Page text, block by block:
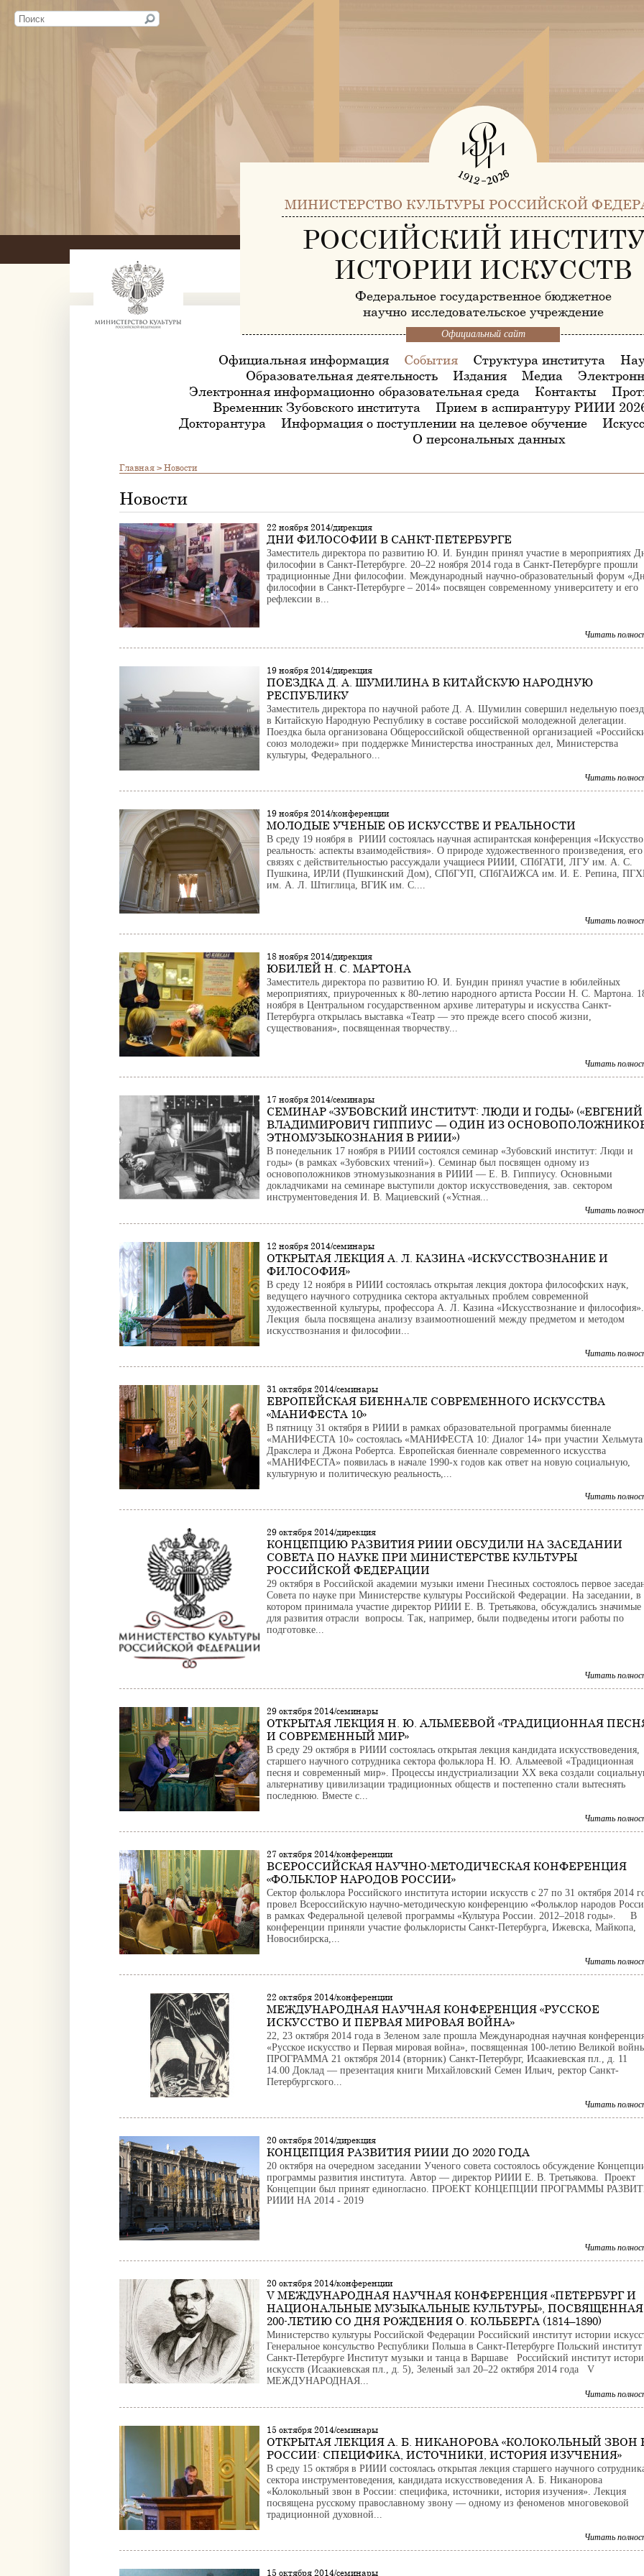
МИНИСТЕРСТВО КУЛЬТУРЫ РОССИЙСКОЙ
РОССИЙСКИЙ
ИСТОРИИ ИСКУССТВ
Федеральное государственное бюджетное
научно-исследовательское учреждение
Официальный сайт
Официальная информация События Структура института
Образовательная деятельность
Издания Медиа
Электронная информационно-образовательная среда
Контакты
Временник Зубовского института
Прием в аспирантуру РИИИ
Докторантура
Информация о поступлении на целевое обучение
О персональных данных
Главная>Новости
Новости
22 ноября 2014/дирекция
ДНИ ФИЛОСОФИИ В САНКТ-ПЕТЕРБУРГЕ
Заместитель директора по развитию Ю. И. Бундин принял участие в мероприятиях
философии в Санкт-Петербурге. 20–22 ноября 2014 года в Санкт-Петербурге прошли
традиционные Дни философии. Международный научно-образовательный форум
философии в Санкт-Петербурге – 2014» посвящен современному университету и его
рефлексии в...
Читать
19 ноября 2014/дирекция
ПОЕЗДКА Д. А. ШУМИЛИНА В КИТАЙСКУЮ НАРОДНУЮ
РЕСПУБЛИКУ
Заместитель директора по научной работе Д. А. Шумилин совершил недельную
в Китайскую Народную Республику в составе российской молодежной делегации.
Поездка была организована Общероссийской общественной организацией
союз молодежи» при поддержке Министерства иностранных дел, Министерства
культуры, Федерального...
Читать
19 ноября 2014/конференции
МОЛОДЫЕ УЧЕНЫЕ ОБ ИСКУССТВЕ И РЕАЛЬНОСТИ
В среду 19 ноября в РИИИ состоялась научная аспирантская конференция
реальность: аспекты взаимодействия». О природе художественного произведения, его
связях с действительностью рассуждали учащиеся РИИИ, СПбГАТИ, ЛГУ им. А. С.
Пушкина, ИРЛИ (Пушкинский Дом), СПбГУП, СПбГАИЖСА им. И. Е. Репина,
им. А. Л. Штиглица, ВГИК им. С....
Читать
18 ноября 2014/дирекция
ЮБИЛЕЙ Н. С. МАРТОНА
Заместитель директора по развитию Ю. И. Бундин принял участие в юбилейных
мероприятиях, приуроченных к 80-летию народного артиста России Н. С. Мартона.
ноября в Центральном государственном архиве литературы и искусства Санкт-
Петербурга открылась выставка «Театр — это прежде всего способ жизни,
существования», посвященная творчеству...
Читать
17 ноября 2014/семинары
СЕМИНАР «ЗУБОВСКИЙ ИНСТИТУТ: ЛЮДИ И ГОДЫ» («ЕВГЕНИЙ
ВЛАДИМИРОВИЧ ГИППИУС — ОДИН ИЗ
ЭТНОМУЗЫКОЗНАНИЯ В РИИИ»)
В понедельник 17 ноября в РИИИ состоялся семинар «Зубовский институт: Люди и
годы» (в рамках «Зубовских чтений»). Семинар был посвящен одному из
основоположников этномузыкознания в РИИИ — Е. В. Гиппиусу. Основными
докладчиками на семинаре выступили доктор искусствоведения, зав. сектором
инструментоведения И. В. Мациевский («Устная...
Читать
12 ноября 2014/семинары
ОТКРЫТАЯ ЛЕКЦИЯ А. Л. КАЗИНА «ИСКУССТВОЗНАНИЕ И
ФИЛОСОФИЯ»
В среду 12 ноября в РИИИ состоялась открытая лекция доктора философских наук,
ведущего научного сотрудника сектора актуальных проблем современной
художественной культуры, профессора А. Л. Казина «Искусствознание и философия».
Лекция была посвящена анализу взаимоотношений между предметом и методом
искусствознания и философии...
Читать
31 октября 2014/семинары
ЕВРОПЕЙСКАЯ БИЕННАЛЕ СОВРЕМЕННОГО ИСКУССТВА
«МАНИФЕСТА 10»
В пятницу 31 октября в РИИИ в рамках образовательной программы биеннале
«МАНИФЕСТА 10» состоялась «МАНИФЕСТА 10: Диалог 14» при участии Хельмута
Дракслера и Джона Робертса. Европейская биеннале современного искусства
«МАНИФЕСТА» появилась в начале 1990-­х годов как ответ на новую социальную,
культурную и политическую реальность,...
Читать
29 октября 2014/дирекция
КОНЦЕПЦИЮ РАЗВИТИЯ РИИИ ОБСУДИЛИ НА ЗАСЕДАНИИ
СОВЕТА ПО НАУКЕ ПРИ МИНИСТЕРСТВЕ КУЛЬТУРЫ
РОССИЙСКОЙ ФЕДЕРАЦИИ
29 октября в Российской академии музыки имени Гнесиных состоялось первое
Совета по науке при Министерстве культуры Российской Федерации. На заседании, в
котором принимала участие директор РИИИ Е. В. Третьякова, обсуждались значимые
для развития отрасли вопросы. Так, например, были подведены итоги работы по
подготовке...
Читать
29 октября 2014/семинары
ОТКРЫТАЯ ЛЕКЦИЯ Н. Ю. АЛЬМЕЕВОЙ «ТРАДИЦИОННАЯ
И СОВРЕМЕННЫЙ МИР»
В среду 29 октября в РИИИ состоялась открытая лекция кандидата искусствоведения,
старшего научного сотрудника сектора фольклора Н. Ю. Альмеевой «Традиционная
песня и современный мир». Процессы индустриализации ХХ века создали
альтернативу цивилизации традиционных обществ и постепенно стали вытеснять
последнюю. Вместе с...
Читать
27 октября 2014/конференции
ВСЕРОССИЙСКАЯ НАУЧНО-МЕТОДИЧЕСКАЯ КОНФЕРЕНЦИЯ
«ФОЛЬКЛОР НАРОДОВ РОССИИ»
Сектор фольклора Российского института истории искусств с 27 по 31 октября 2014
провел Всероссийскую научно-методическую конференцию «Фольклор народов
в рамках Федеральной целевой программы «Культура России. 2012–2018 годы». В
конференции приняли участие фольклористы Санкт-Петербурга, Ижевска, Майкопа,
Новосибирска,...
Читать
22 октября 2014/конференции
МЕЖДУНАРОДНАЯ НАУЧНАЯ КОНФЕРЕНЦИЯ «РУССКОЕ
ИСКУССТВО И ПЕРВАЯ МИРОВАЯ ВОЙНА»
22, 23 октября 2014 года в Зеленом зале прошла Международная научная
«Русское искусство и Первая мировая война», посвященная 100-летию Великой
ПРОГРАММА 21 октября 2014 (вторник) Санкт-Петербург, Исаакиевская пл., д. 11
14.00 Доклад — презентация книги Михайловский Семен Ильич, ректор Санкт-
Петербургского...
Читать
20 октября 2014/дирекция
КОНЦЕПЦИЯ РАЗВИТИЯ РИИИ ДО 2020 ГОДА
20 октября на очередном заседании Ученого совета состоялось обсуждение
программы развития института. Автор — директор РИИИ Е. В. Третьякова. Проект
Концепции был принят единогласно. ПРОЕКТ КОНЦЕПЦИИ ПРОГРАММЫ
РИИИ НА 2014 - 2019
Читать
20 октября 2014/конференции
V МЕЖДУНАРОДНАЯ НАУЧНАЯ КОНФЕРЕНЦИЯ «ПЕТЕРБУРГ И
НАЦИОНАЛЬНЫЕ МУЗЫКАЛЬНЫЕ КУЛЬТУРЫ», ПОСВЯЩЕННАЯ
200-ЛЕТИЮ СО ДНЯ РОЖДЕНИЯ О. КОЛЬБЕРГА (1814–1890)
Министерство культуры Российской Федерации Российский институт истории
Генеральное консульство Республики Польша в Санкт-Петербурге Польский институт
Санкт-Петербурге Институт музыки и танца в Варшаве Российский институт
искусств (Исаакиевская пл., д. 5), Зеленый зал 20–22 октября 2014 года V
МЕЖДУНАРОДНАЯ...
Читать
15 октября 2014/семинары
ОТКРЫТАЯ ЛЕКЦИЯ А. Б. НИКАНОРОВА «КОЛОКОЛЬНЫЙ ЗВОН
РОССИИ: СПЕЦИФИКА, ИСТОЧНИКИ, ИСТОРИЯ ИЗУЧЕНИЯ»
В среду 15 октября в РИИИ состоялась открытая лекция старшего научного
сектора инструментоведения, кандидата искусствоведения А. Б. Никанорова
«Колокольный звон в России: специфика, источники, история изучения». Лекция
посвящена русскому православному звону — одному из феноменов многовековой
традиционной духовной...
Читать
15 октября 2014/семинары